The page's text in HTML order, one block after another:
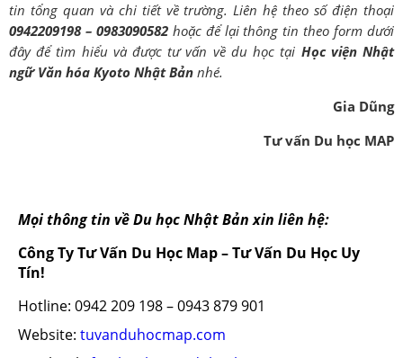
tin tổng quan và chi tiết về trường. Liên hệ theo số điện thoại
0942209198 – 0983090582hoặc để lại thông tin theo form dưới
đây để tìm hiểu và được tư vấn về du học tại Học viện Nhật
ngữ Văn hóa Kyoto Nhật Bản nhé.
Gia Dũng
Tư vấn Du học MAP
Mọi thông tin về Du học Nhật Bản xin liên hệ:
Công Ty Tư Vấn Du Học Map – Tư Vấn Du Học Uy
Tín!
Hotline: 0942 209 198 – 0943 879 901
Website: tuvanduhocmap.com